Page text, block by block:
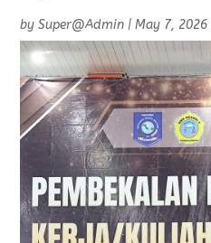
bySuper@Admin |May 7, 2026